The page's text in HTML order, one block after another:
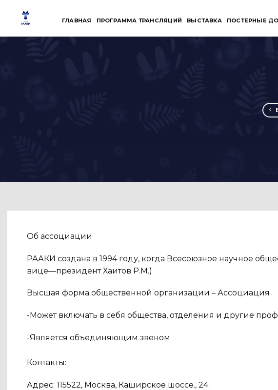
ГЛАВНАЯ ПРОГРАММА ТРАНСЛЯЦИЙ ВЫСТАВКА ПОСТЕРНЫЕ
Об ассоциации
РААКИ создана в 1994 году, когда Всесоюзное научное
вице—президент Хаитов Р.М.)
Высшая форма общественной организации – Ассоциация
-Может включать в себя общества, отделения и другие
-Является объединяющим звеном
Контакты:
Адрес: 115522, Москва, Каширское шоссе., 24